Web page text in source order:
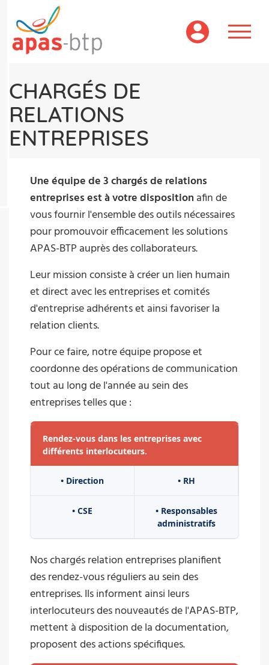
contenu
principal
CHARGÉS DE
RELATIONS
ENTREPRISES
Une équipe de 3 chargés de relations
entreprises est à votre disposition afin de
vous fournir l'ensemble des outils nécessaires
pour promouvoir efficacement les solutions
APAS-BTP auprès des collaborateurs.
Leur mission consiste à créer un lien humain
et direct avec les entreprises et comités
d'entreprise adhérents et ainsi favoriser la
relation clients.
Pour ce faire, notre équipe propose et
coordonne des opérations de communication
tout au long de l'année au sein des
entreprises telles que :
Rendez-vous dans les entreprises avec
différents interlocuteurs.
• Direction • RH
• CSE
• Responsables
administratifs
Nos chargés relation entreprises planifient
des rendez-vous réguliers au sein des
entreprises. Ils informent ainsi leurs
interlocuteurs des nouveautés de l'APAS-BTP,
mettent à disposition de la documentation,
proposent des actions spécifiques.